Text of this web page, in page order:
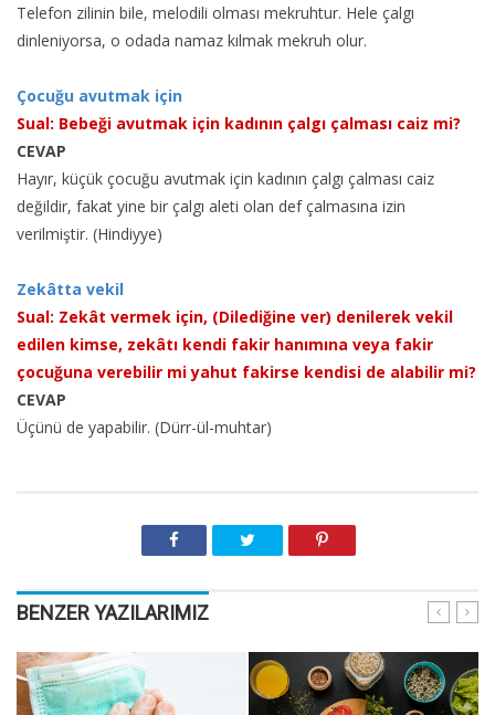
Telefon zilinin bile, melodili olması mekruhtur. Hele çalgı
dinleniyorsa, o odada namaz kılmak mekruh olur.
Çocuğu avutmak için
Sual: Bebeği avutmak için kadının çalgı çalması caiz mi?
CEVAP
Hayır, küçük çocuğu avutmak için kadının çalgı çalması caiz
değildir, fakat yine bir çalgı aleti olan def çalmasına izin
verilmiştir. (Hindiyye)
Zekâtta vekil
Sual: Zekât vermek için, (Dilediğine ver) denilerek vekil
edilen kimse, zekâtı kendi fakir hanımına veya fakir
çocuğuna verebilir mi yahut fakirse kendisi de alabilir mi?
CEVAP
Üçünü de yapabilir. (Dürr-ül-muhtar)
BENZER YAZILARIMIZ